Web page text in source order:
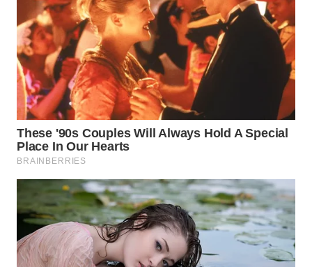
WN
SOLO
WN
BOROBUDUR
WN
MADURA
SURABAYA
WN
NATUNA